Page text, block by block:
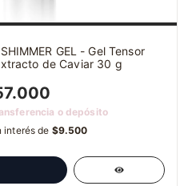
GEL - Gel Tensor
de Caviar 30 g
o depósito
interés de $9.500